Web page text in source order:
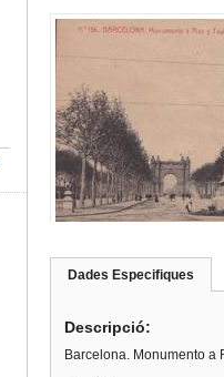
Dades Especifiques
Descripció:
Barcelona. Monumento a